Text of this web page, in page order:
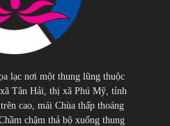
lạc nơi một thung lũng thuộc
Tân Hải, thị xã Phú Mỹ, tỉnh
cao, mái Chùa thấp thoáng
chậm thả bộ xuống thung